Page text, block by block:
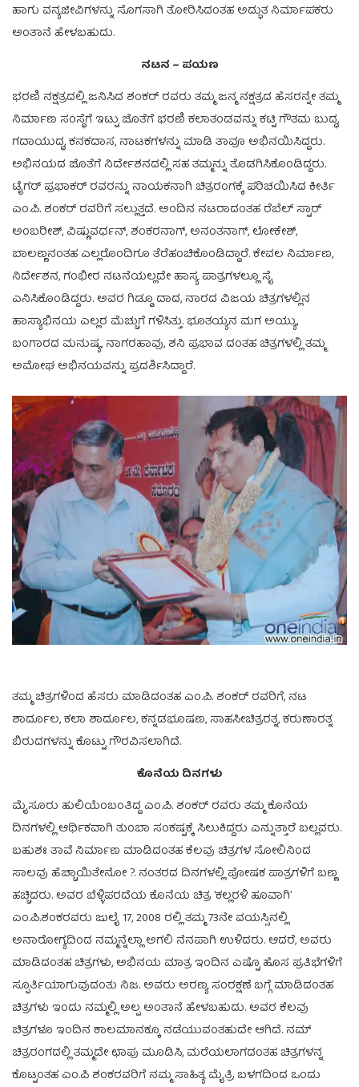
ಹಾಗು ವನ್ಯಜೀವಿಗಳನ್ನು ಸೊಗಸಾಗಿ ತೋರಿಸಿದಂತಹ ಅದ್ಭುತ ನಿರ್ಮಾಪಕರು
ಅಂತಾನೆ ಹೇಳಬಹುದು.
ನಟನ – ಪಯಣ
ಭರಣಿ ನಕ್ಷತ್ರದಲ್ಲಿ ಜನಿಸಿದ ಶಂಕರ್ ರವರು ತಮ್ಮ ಜನ್ಮ ನಕ್ಷತ್ರದ ಹೆಸರನ್ನೇ ತಮ್ಮ
ನಿರ್ಮಾಣ ಸಂಸ್ಥೆಗೆ ಇಟ್ಟು ಜೊತೆಗೆ ಭರಣಿ ಕಲಾತಂಡವನ್ನು ಕಟ್ಟಿ ಗೌತಮ ಬುದ್ಧ,
ಗದಾಯುದ್ಧ, ಕನಕದಾಸ, ನಾಟಕಗಳನ್ನು ಮಾಡಿ ತಾವೂ ಅಭಿನಯಿಸಿದ್ದರು.
ಅಭಿನಯದ ಜೊತೆಗೆ ನಿರ್ದೇಶನದಲ್ಲಿ ಸಹ ತಮ್ಮನ್ನು ತೊಡಗಿಸಿಕೊಂಡಿದ್ದರು.
ಟೈಗರ್ ಪ್ರಭಾಕರ್ ರವರನ್ನು ನಾಯಕನಾಗಿ ಚಿತ್ರರಂಗಕ್ಕೆ ಪರಿಚಯಿಸಿದ ಕೀರ್ತಿ
ಎಂ.ಪಿ. ಶಂಕರ್ ರವರಿಗೆ ಸಲ್ಲುತ್ತದೆ. ಅಂದಿನ ನಟರಾದಂತಹ ರೆಬೆಲ್ ಸ್ಟಾರ್
ಅಂಬರೀಶ್, ವಿಷ್ಣುವರ್ಧನ್, ಶಂಕರನಾಗ್, ಅನಂತನಾಗ್, ಲೋಕೇಶ್,
ಬಾಲಣ್ಣನಂತಹ ಎಲ್ಲರೊಂದಿಗೂ ತೆರೆಹಂಚಿಕೊಂಡಿದ್ದಾರೆ. ಕೇವಲ ನಿರ್ಮಾಣ,
ನಿರ್ದೇಶನ, ಗಂಭೀರ ನಟನೆಯಲ್ಲದೇ ಹಾಸ್ಯ ಪಾತ್ರಗಳಲ್ಲೂ ಸೈ
ಎನಿಸಿಕೊಂಡಿದ್ದರು. ಅವರ ಗಿಡ್ಡೂ ದಾದ, ನಾರದ ವಿಜಯ ಚಿತ್ರಗಳಲ್ಲಿನ
ಹಾಸ್ಯಾಭಿನಯ ಎಲ್ಲರ ಮೆಚ್ಚುಗೆ ಗಳಿಸಿತ್ತು. ಭೂತಯ್ಯನ ಮಗ ಅಯ್ಯು,
ಬಂಗಾರದ ಮನುಷ್ಯ, ನಾಗರಹಾವು, ಶನಿ ಪ್ರಭಾವ ದಂತಹ ಚಿತ್ರಗಳಲ್ಲಿ ತಮ್ಮ
ಅಮೋಘ ಅಭಿನಯವನ್ನು ಪ್ರದರ್ಶಿಸಿದ್ದಾರೆ.
ತಮ್ಮ ಚಿತ್ರಗಳಿಂದ ಹೆಸರು ಮಾಡಿದಂತಹ ಎಂ.ಪಿ. ಶಂಕರ್ ರವರಿಗೆ, ನಟ
ಶಾರ್ದೂಲ, ಕಲಾ ಶಾರ್ದೂಲ, ಕನ್ನಡಭೂಷಣ, ಸಾಹಸೀಚಿತ್ರರತ್ನ, ಕರುಣಾರತ್ನ
ಬಿರುದಗಳನ್ನು ಕೊಟ್ಟು ಗೌರವಿಸಲಾಗಿದೆ.
ಕೊನೆಯ ದಿನಗಳು
ಮೈಸೂರು ಹುಲಿಯೆಂಬಂತಿದ್ದ ಎಂ.ಪಿ. ಶಂಕರ್ ರವರು ತಮ್ಮ ಕೊನೆಯ
ದಿನಗಳಲ್ಲಿ ಆರ್ಥಿಕವಾಗಿ ತುಂಬಾ ಸಂಕಷ್ಟಕ್ಕೆ ಸಿಲುಕಿದ್ದರು ಎನ್ನುತ್ತಾರೆ ಬಲ್ಲವರು.
ಬಹುಶಃ ತಾವೆ ನಿರ್ಮಾಣ ಮಾಡಿದಂತಹ ಕೆಲವು ಚಿತ್ರಗಳ ಸೋಲಿನಿಂದ
ಸಾಲವು ಹೆಚ್ಚಾಯಿತೇನೋ ?. ನಂತರದ ದಿನಗಳಲ್ಲಿ ಪೋಷಕ ಪಾತ್ರಗಳಿಗೆ ಬಣ್ಣ
ಹಚ್ಚಿದರು. ಅವರ ಬೆಳ್ಳಿಪರದೆಯ ಕೊನೆಯ ಚಿತ್ರ ʼಕಲ್ಲರಳಿ ಹೂವಾಗಿʼ
ಎಂ.ಪಿ.ಶಂಕರವರು ಜುಲೈ 17, 2008 ರಲ್ಲಿ ತಮ್ಮ 73ನೇ ವಯಸ್ಸಿನಲ್ಲಿ
ಅನಾರೋಗ್ಯದಿಂದ ನಮ್ಮನ್ನೆಲ್ಲಾ ಅಗಲಿ ನೆನಪಾಗಿ ಉಳಿದರು. ಆದರೆ, ಅವರು
ಮಾಡಿದಂತಹ ಚಿತ್ರಗಳು, ಅಭಿನಯ ಮಾತ್ರ ಇಂದಿನ ಎಷ್ಟೊ ಹೊಸ ಪ್ರತಿಭೆಗಳಿಗೆ
ಸ್ಫೂರ್ತಿಯಾಗುವುದಂತು ನಿಜ. ಅವರು ಅರಣ್ಯ ಸಂರಕ್ಷಣೆ ಬಗ್ಗೆ ಮಾಡಿದಂತಹ
ಚಿತ್ರಗಳು ಇಂದು ನಮ್ಮಲ್ಲಿ ಅಲ್ಪ ಅಂತಾನೆ ಹೇಳಬಹುದು. ಅವರ ಕೆಲವು
ಚಿತ್ರಗಳೂ ಇಂದಿನ ಕಾಲಮಾನಕ್ಕೂ ನಡೆಯುವಂತಹುದೇ ಆಗಿದೆ. ನಮ್
ಚಿತ್ರರಂಗದಲ್ಲಿ ತಮ್ಮದೇ ಛಾಪು ಮೂಡಿಸಿ, ಮರೆಯಲಾಗದಂತಹ ಚಿತ್ರಗಳನ್ನ
ಕೊಟ್ಟಂತಹ ಎಂ.ಪಿ ಶಂಕರವರಿಗೆ ನಮ್ಮ ಸಾಹಿತ್ಯ ಮೈತ್ರಿ ಬಳಗದಿಂದ ಒಂದು